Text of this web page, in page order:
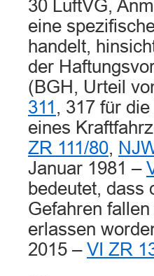
30 LuftVG,
eine
handelt,
der
(BGH, Urteil
311 , 317 für
eines
ZR 111/80,
Januar 1981 –
bedeutet, dass
Gefahren
erlassen
2015 – VI ZR